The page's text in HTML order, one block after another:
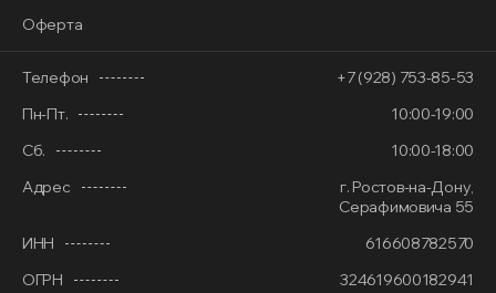
Оферта
Телефон
+7 (928) 753-85-53
Пн-Пт.
10:00-19:00
Сб.
10:00-18:00
Адрес
г. Ростов-на-Дону,
Серафимовича 55
ИНН
616608782570
ОГРН
324619600182941